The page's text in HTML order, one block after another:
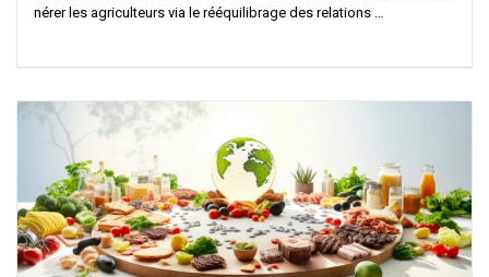
né­rer les agri­cul­teurs via le rééqui­li­brage des relations …